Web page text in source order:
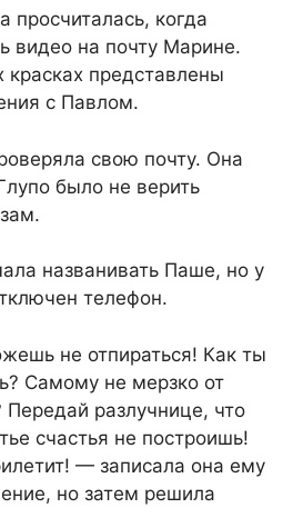
просчиталась, когда
видео на почту Марине.
представлены
с Павлом.
свою почту. Она
было не верить
названивать Паше, но у
телефон.
не отпираться! Как ты
Самому не мерзко от
Передай разлучнице, что
счастья не построишь!
— записала она ему
но затем решила